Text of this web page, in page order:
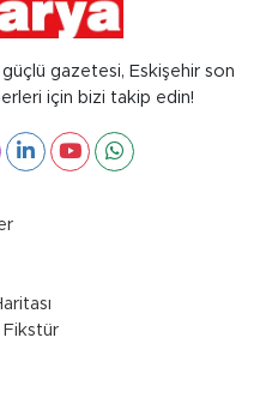
güçlü gazetesi, Eskişehir son
için bizi takip edin!
Fikstür